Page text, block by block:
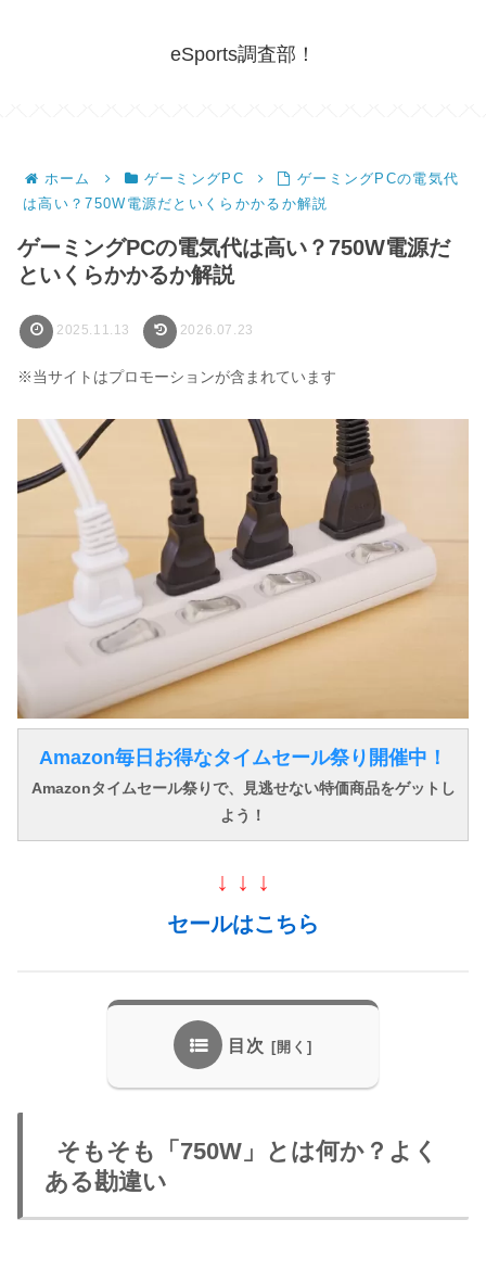
eSports調査部！
ホーム ゲーミングPC
ゲーミングPCの電気代
は高い？750W電源だといくらかかるか解説
ゲーミングPCの電気代は高い？750W電源だ
といくらかかるか解説
2025.11.13 2026.07.23
※当サイトはプロモーションが含まれています
Amazon毎日お得なタイムセール祭り開催中！
Amazonタイムセール祭りで、見逃せない特価商品をゲットし
よう！
↓ ↓ ↓
セールはこちら
目次
そもそも「750W」とは何か？よく
ある勘違い